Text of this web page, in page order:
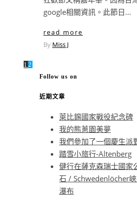
google相關資訊。此節日...
read more
By Miss J
1 2
Follow us on
近期文章
萊比錫國家戰役紀念碑
我的熊蔥園美夢
我們參加了一個慶生派
踏雪小旅行-Altenberg
健行在薩克森瑞士國家
石 / Schwedenlöcher
瀑布